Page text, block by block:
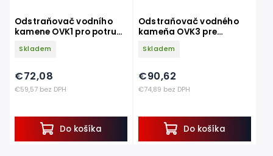
Odstraňovač vodního
kamene OVK1 pro potrubí
Skladem
€59,57 bez DPH
€72,08
Do košíka
Odstraňovač vodného
kameňa OVK3 pre
Skladem
€74,89 bez DPH
€90,62
Do košíka